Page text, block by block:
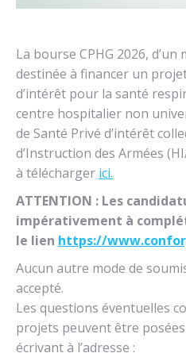
La bourse CPHG 2026,
destinée à financer un
d’intérêt pour la santé
centre hospitalier non
de Santé Privé d’intérêt
d’Instruction des Armées
à télécharger ici.
ATTENTION : Les
impérativement à
le lien https://
Aucun autre mode de
accepté.
Les questions éventuelles
projets peuvent être
écrivant à l’adresse :